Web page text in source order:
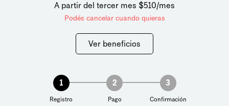
A partir del tercer mes $510/mes
Podés cancelar cuando quieras
Ver beneficios
1
Registro
2
Pago
3
Confirmación